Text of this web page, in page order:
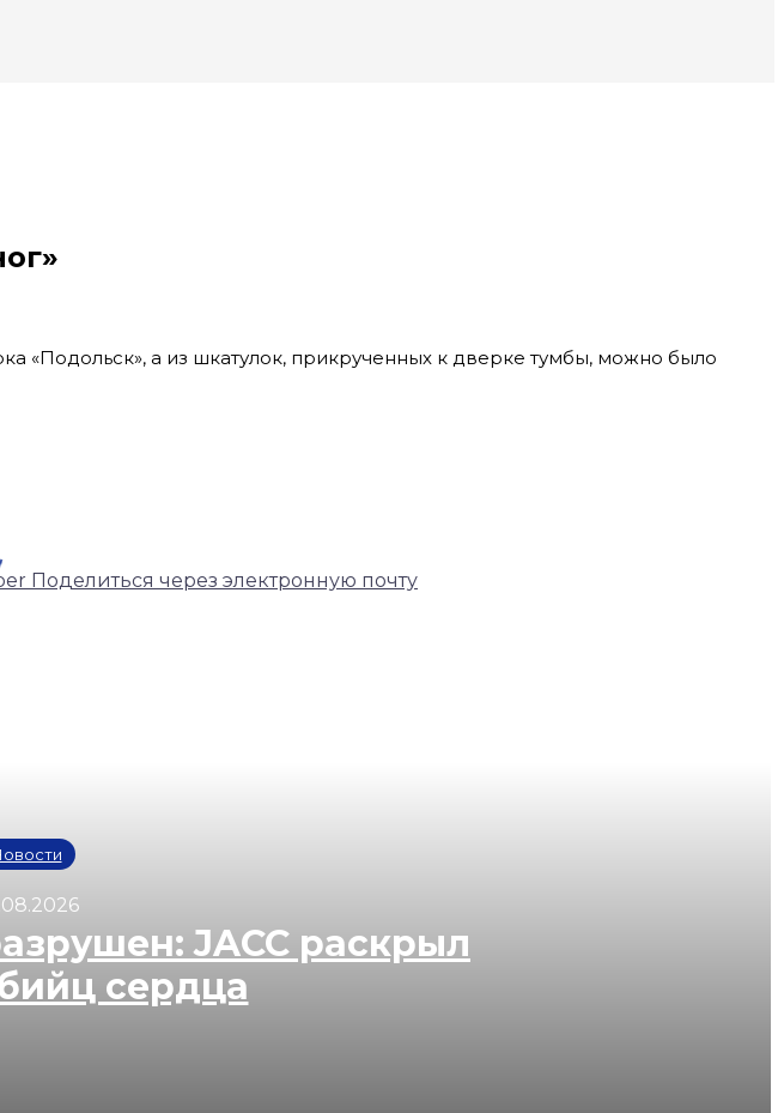
«Подольск», а из шкатулок, прикрученных к дверке тумбы, можно было
Поделиться через электронную почту
JACC раскрыл
сердца